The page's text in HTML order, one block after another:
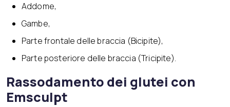
Addome,
Gambe,
Parte frontale delle braccia (Bicipite),
Parte posteriore delle braccia (Tricipite).
Rassodamento dei glutei con
Emsculpt